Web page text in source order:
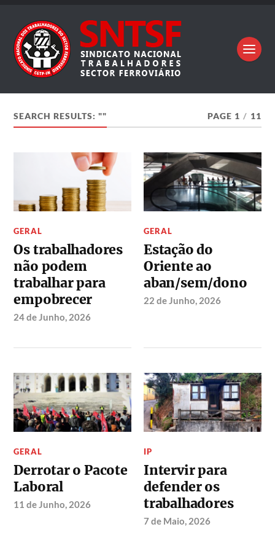
SEARCH RESULTS: "" PAGE 1 / 11
GERAL
Os trabalhadores
não podem
trabalhar para
empobrecer
24 de Junho, 2026
GERAL
Estação do
Oriente ao
aban/sem/dono
22 de Junho, 2026
GERAL
Derrotar o Pacote
Laboral
11 de Junho, 2026
IP
Intervir para
defender os
trabalhadores
7 de Maio, 2026